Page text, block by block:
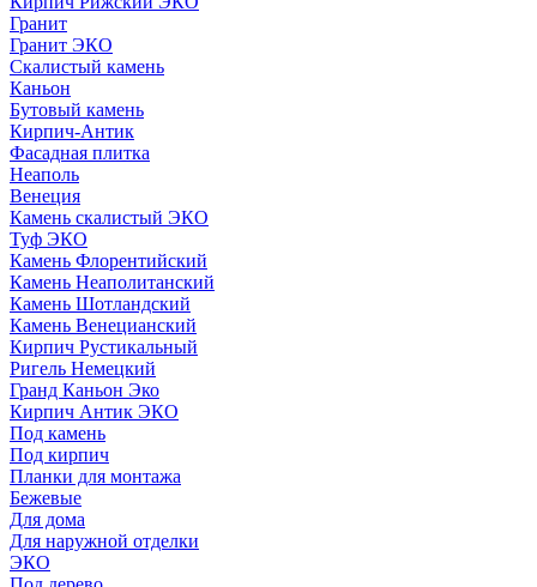
Гранит
Гранит ЭКО
Скалистый камень
Каньон
Бутовый камень
Кирпич-Антик
Фасадная плитка
Неаполь
Венеция
Камень скалистый ЭКО
Туф ЭКО
Камень Флорентийский
Камень Неаполитанский
Камень Шотландский
Камень Венецианский
Кирпич Рустикальный
Ригель Немецкий
Гранд Каньон Эко
Кирпич Антик ЭКО
Под камень
Под кирпич
Планки для монтажа
Бежевые
Для дома
Для наружной отделки
ЭКO